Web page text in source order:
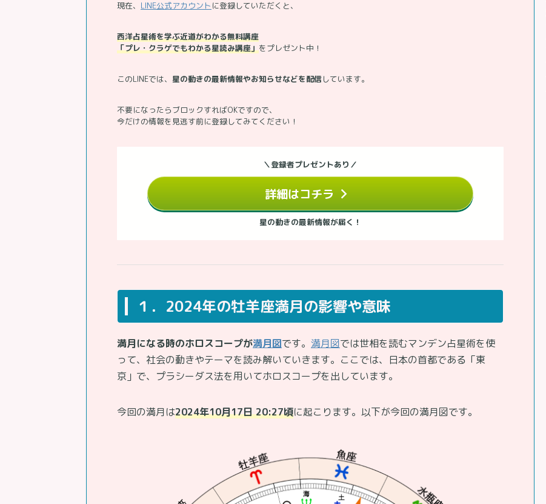
現在、 LINE公式アカウント に登録していただくと、
西洋占星術を学ぶ近道がわかる無料講座
「プレ・クラゲでもわかる星読み講座」をプレゼント中！
このLINEでは、 星の動きの最新情報やお知らせなどを配信しています。
不要になったらブロックすればOKですので、
今だけの情報を見逃す前に登録してみてください！
＼登録者プレゼントあり／
詳細はコチラ
星の動きの最新情報が届く！
１．2024年の牡羊座満月の影響や意味
満月になる時のホロスコープが満月図です。 満月図では世相を読むマンデン占星術を使
って、社会の動きやテーマを読み解いていきます。ここでは、日本の首都である「東
京」で、プラシーダス法を用いてホロスコープを出しています。
今回の満月は2024年10月17日 20:27頃に起こります。以下が今回の満月図です。